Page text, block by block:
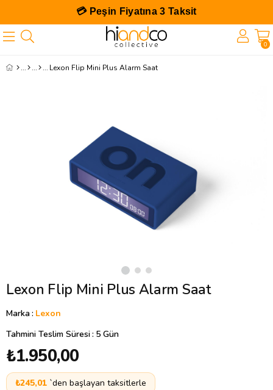
💳 Peşin Fiyatına 3 Taksit
0
Lexon Flip Mini Plus Alarm Saat
Lexon Flip Mini Plus Alarm Saat
Marka: Lexon
Tahmini Teslim Süresi: 5 Gün
₺1.950,00
₺245,01 `den başlayan taksitlerle